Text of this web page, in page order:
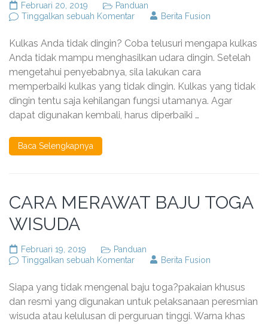
Februari 20, 2019
Panduan
Tinggalkan sebuah Komentarpada
Kulkas
yang
Tidak
Dingin
Dengan
Mudah
Berita Fusion
Kulkas Anda tidak dingin? Coba telusuri mengapa kulkas
Anda tidak mampu menghasilkan udara dingin. Setelah
mengetahui penyebabnya, sila lakukan cara
memperbaiki kulkas yang tidak dingin. Kulkas yang tidak
dingin tentu saja kehilangan fungsi utamanya. Agar
dapat digunakan kembali, harus diperbaiki …
Baca Selengkapnya
CARA MERAWAT BAJU TOGA
WISUDA
Februari 19, 2019
Panduan
Tinggalkan sebuah Komentarpada
BAJU
TOGA
WISUDA
Berita Fusion
Siapa yang tidak mengenal baju toga?pakaian khusus
dan resmi yang digunakan untuk pelaksanaan peresmian
wisuda atau kelulusan di perguruan tinggi. Warna khas